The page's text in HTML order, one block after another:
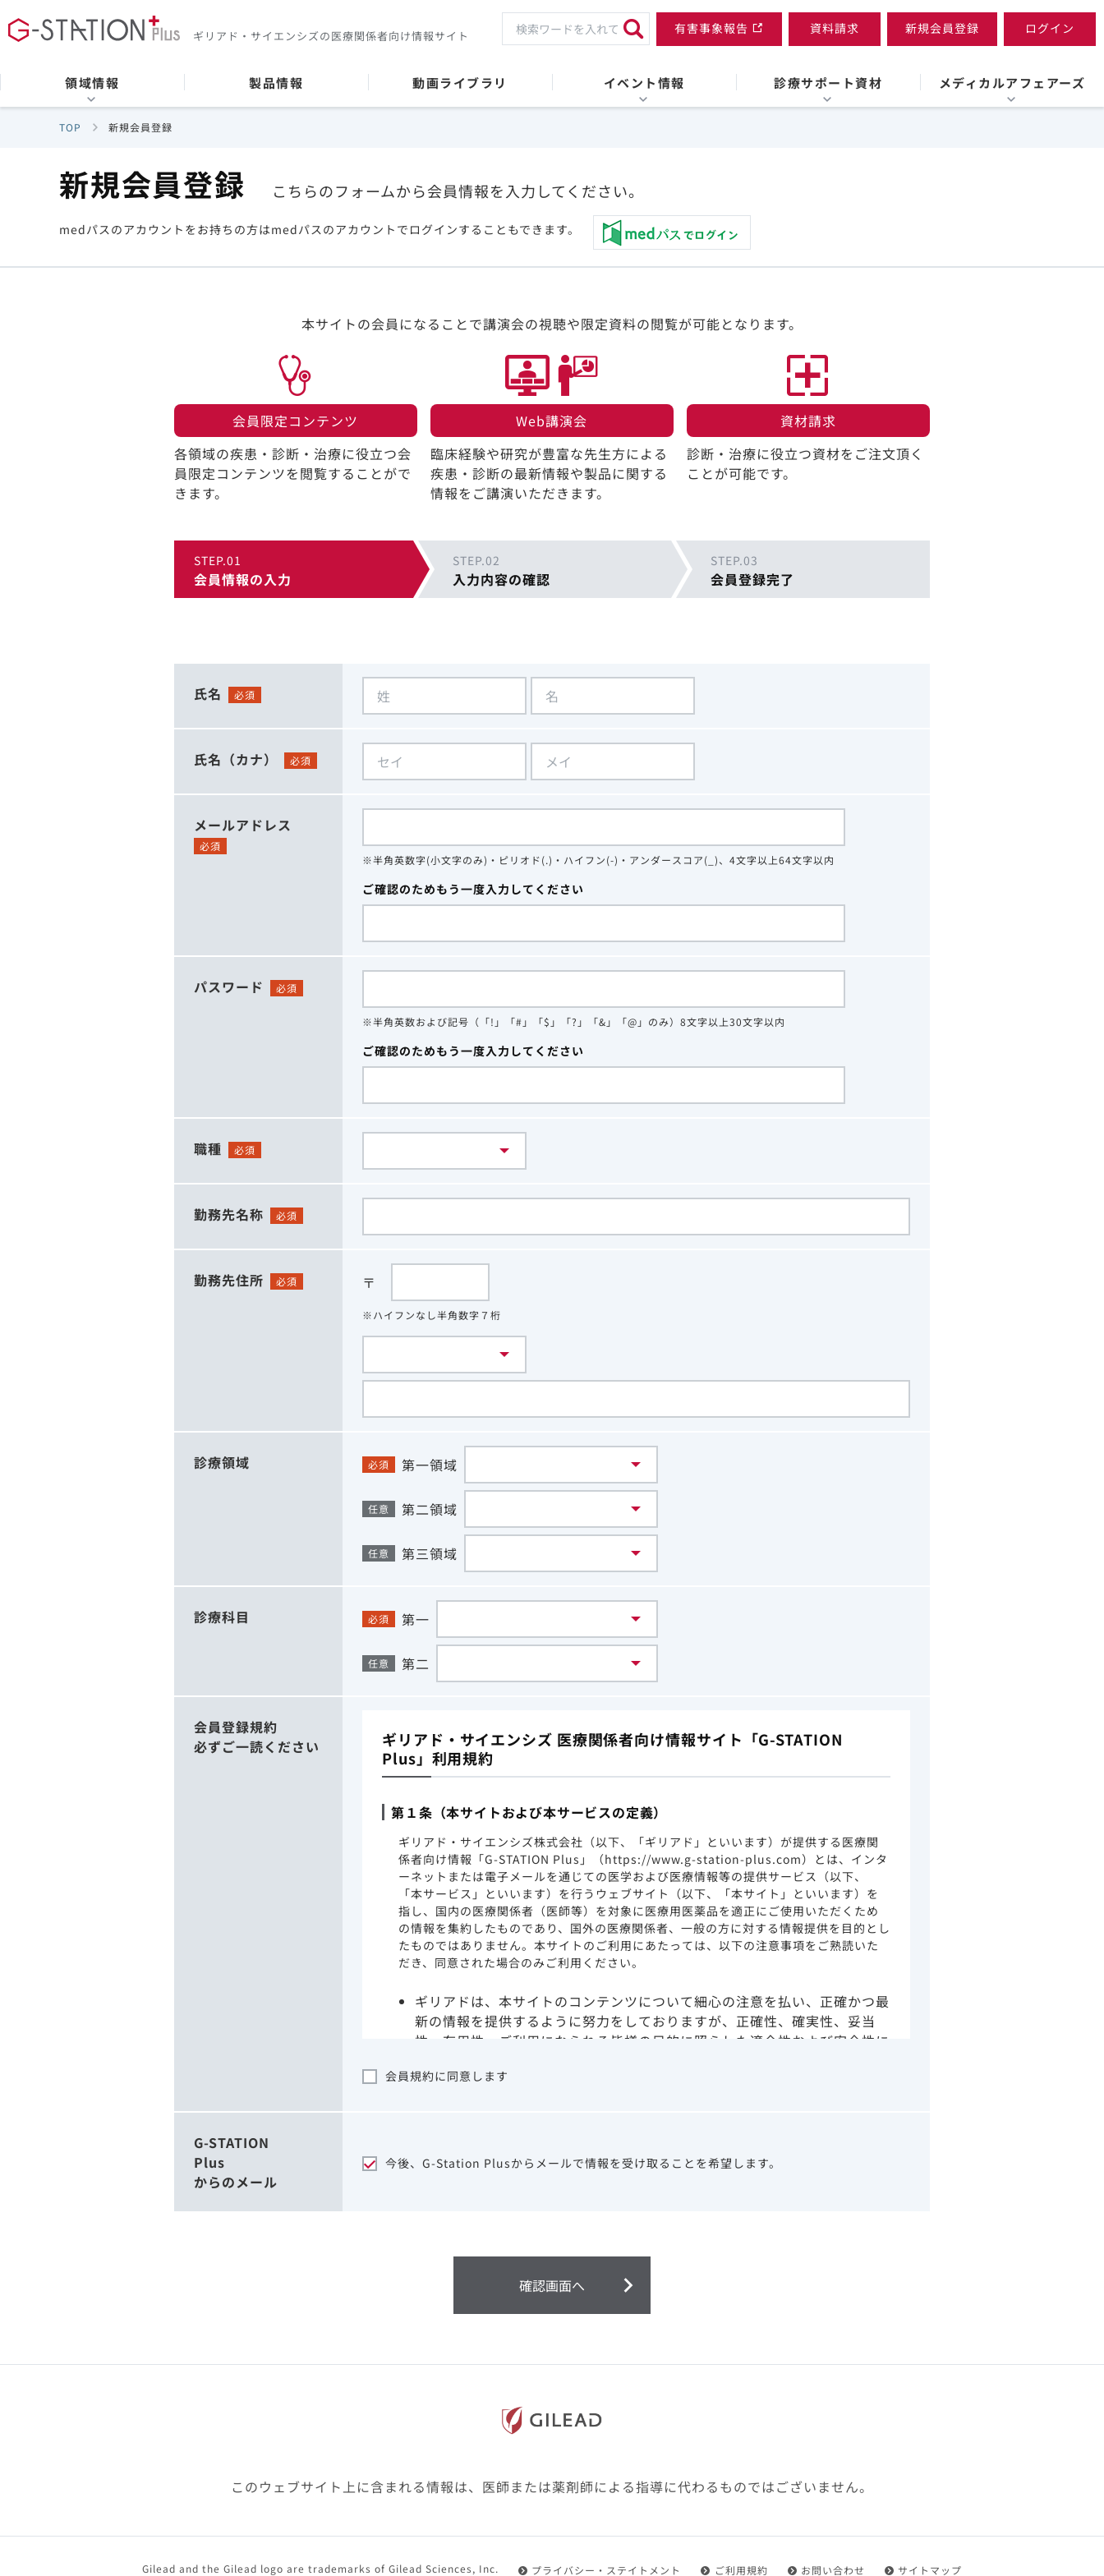
ギリアド・サイエンシズの医療関係者向け情報サイト 有害事象報告 資料請求 新規会員登録 ログイン
領域情報 製品情報 動画ライブラリ イベント情報 診療サポート資材 メディカルアフェアーズ
TOP 新規会員登録
新規会員登録 こちらのフォームから会員情報を入力してください。
medパスのアカウントをお持ちの方はmedパスのアカウントでログインすることもできます。
本サイトの会員になることで講演会の視聴や限定資料の閲覧が可能となります。
会員限定コンテンツ​
各領域の疾患・診断・治療に役立つ会
員限定コンテンツを閲覧することがで
きます。​
Web講演会​
臨床経験や研究が豊富な先生方による
疾患・診断の最新情報や製品に関する
情報をご講演いただきます。
資材請求​
診断・治療に役立つ資材をご注文頂く
ことが可能です。
STEP.01
会員情報の入力
STEP.02
入力内容の確認
STEP.03
会員登録完了
氏名 必須
氏名（カナ） 必須
メールアドレス
必須
※半角英数字(小文字のみ)・ピリオド(.)・ハイフン(-)・アンダースコア(_)、4文字以上64文字以内
ご確認のためもう一度入力してください
パスワード 必須
※半角英数および記号（「!」「#」「$」「?」「&」「@」のみ）8文字以上30文字以内
ご確認のためもう一度入力してください
職種 必須
勤務先名称 必須
勤務先住所 必須 〒
※ハイフンなし半角数字７桁
診療領域 必須 第一領域
任意 第二領域
任意 第三領域
診療科目 必須 第一
任意 第二
会員登録規約
必ずご一読ください
ギリアド・サイエンシズ 医療関係者向け情報サイト「G-STATION
Plus」利用規約
第１条（本サイトおよび本サービスの定義）
ギリアド・サイエンシズ株式会社（以下、「ギリアド」といいます）が提供する医療関
係者向け情報「G-STATION Plus」（https://www.g-station-plus.com）とは、インタ
ーネットまたは電子メールを通じての医学および医療情報等の提供サービス（以下、
「本サービス」といいます）を行うウェブサイト（以下、「本サイト」といいます）を
指し、国内の医療関係者（医師等）を対象に医療用医薬品を適正にご使用いただくため
の情報を集約したものであり、国外の医療関係者、一般の方に対する情報提供を目的とし
たものではありません。本サイトのご利用にあたっては、以下の注意事項をご熟読いた
だき、同意された場合のみご利用ください。
ギリアドは、本サイトのコンテンツについて細心の注意を払い、正確かつ最
新の情報を提供するように努力をしておりますが、正確性、確実性、妥当
性、有用性、ご利用になられる皆様の目的に照らした適合性および安全性に
サイトを利用することまたは利用できなかったことより生じる損害について
本サイト内の情報は、医師その他医療関係者が行なうべきアドバイスやサー
第２条（会員）
1.会員とは、医療関係者の方で、本サービスの利用規約（以下、「本規約」といいます）
4.会員は、設置した機器がギリアドの示す利用環境に適合していない場合や自らの機器の
設定により本サービスの利用ができない場合があることを予め了承するものとします。ま
5.会員は、登録した会員情報に変更が生じた場合には、その都度速やかに本サイト内に設
会員規約に同意します
G-STATION
Plus
からのメール
今後、G-Station Plusからメールで情報を受け取ることを希望します。
確認画面へ
このウェブサイト上に含まれる情報は、医師または薬剤師による指導に代わるものではございません。
Gilead and the Gilead logo are trademarks of Gilead Sciences, Inc. プライバシー・ステイトメント ご利用規約 お問い合わせ サイトマップ